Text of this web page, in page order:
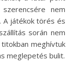
nem
játékok törés és
során nem
meghívtuk
meglepetés bulit.